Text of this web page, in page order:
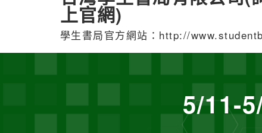
上官網)
學生書局官方網站：http://
5/11-